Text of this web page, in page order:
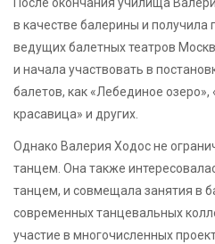
в качестве балерины и получила
ведущих балетных театров
и начала участвовать в
балетов, как «Лебединое
красавица» и других.
Однако Валерия Ходос не
танцем. Она также
танцем, и совмещала занятия в
современных танцевальных
участие в многочисленных